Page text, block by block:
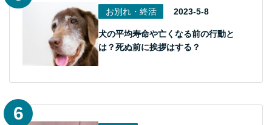
お別れ・終活 2023-5-8
犬の平均寿命や亡くなる前の行動と
は？死ぬ前に挨拶はする？